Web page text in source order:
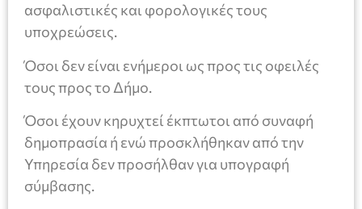
ασφαλιστικές και φορολογικές τους
υποχρεώσεις.
Όσοι δεν είναι ενήμεροι ως προς τις οφειλές
τους προς το Δήμο.
Όσοι έχουν κηρυχτεί έκπτωτοι από συναφή
δημοπρασία ή ενώ προσκλήθηκαν από την
Υπηρεσία δεν προσήλθαν για υπογραφή
σύμβασης.